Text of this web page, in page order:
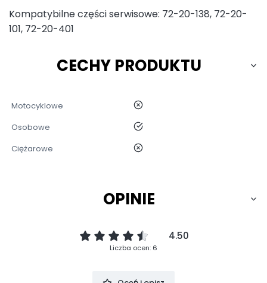
Kompatybilne części serwisowe: 72-20-138, 72-20-
101, 72-20-401
CECHY PRODUKTU
Motocyklowe
nie
Osobowe
tak
Ciężarowe
nie
OPINIE
4.50
Liczba ocen: 6